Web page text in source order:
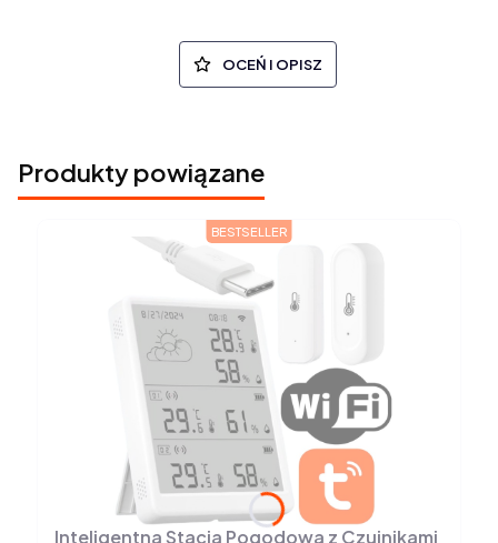
OCEŃ I OPISZ
Produkty powiązane
BESTSELLER
Inteligentna Stacja Pogodowa z Czujnikami